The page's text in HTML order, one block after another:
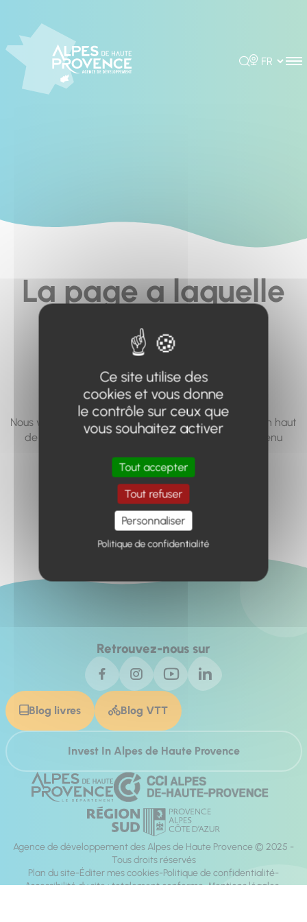
Rechercher
Choisir la
La page a laquelle
vous cherchez à
accéder n'existe
pas... ou plus.
Nous vous invitons à utiliser le moteur de recherche en haut
de page, ou à utiliser le menu pour trouver le contenu
Retour à l'accueil
Retrouvez-nous sur
Blog livres Blog VTT
Invest In Alpes de Haute Provence
Agence de développement des Alpes de Haute Provence © 2025 -
Tous droits réservés
Plan du site Éditer mes cookies Politique de confidentialité
Accessibilité du site : totalement conforme Mentions légales
Ce site utilise des
cookies et vous donne
le contrôle sur ceux que
vous souhaitez activer
Tout accepter
Tout refuser
Personnaliser
Politique de confidentialité